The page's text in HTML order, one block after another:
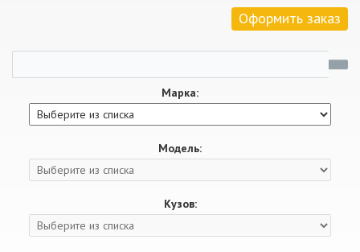
Оформить заказ
Марка:
Модель:
Кузов: